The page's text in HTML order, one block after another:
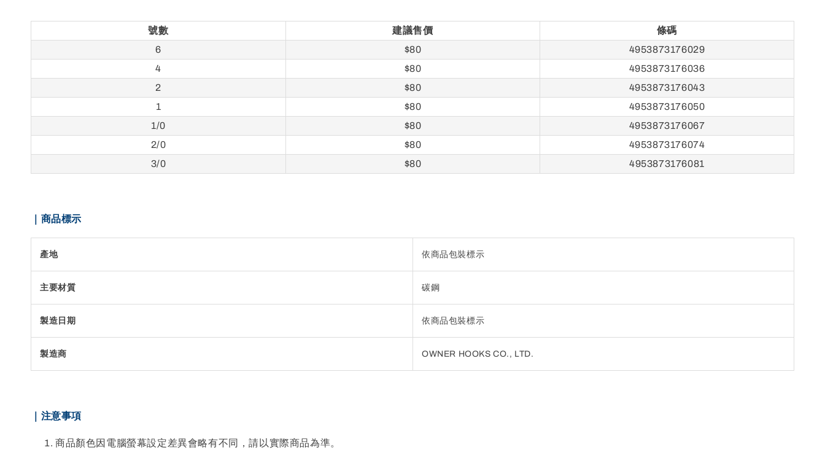
號數 建議售價
條碼
6
$80
4953873176029
4
$80
4953873176036
2
$80
4953873176043
1
$80
4953873176050
1/0
$80
4953873176067
2/0
$80
4953873176074
3/0
$80 4953873176081
｜商品標示
產地 依商品包裝標示
主要材質 碳鋼
製造日期 依商品包裝標示
製造商 OWNER HOOKS CO., LTD.
｜注意事項
商品顏色因電腦螢幕設定差異會略有不同，請以實際商品為準。